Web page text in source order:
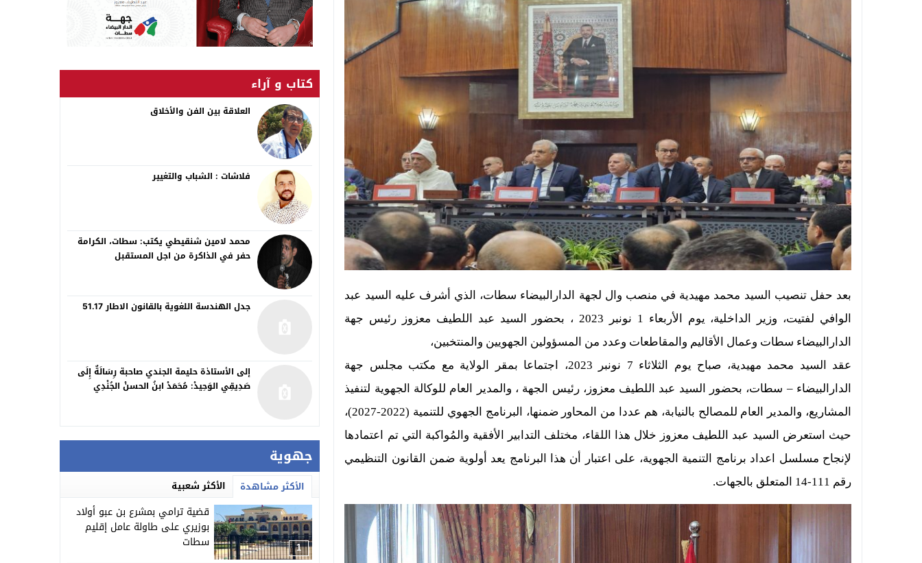
بعد حفل تنصيب السيد محمد مهيدية في منصب وال لجهة الدارالبيضاء سطات، الذي أشرف عليه السيد عبد
الوافي لفتيت، وزير الداخلية، يوم الأربعاء 1 نونبر 2023 ، بحضور السيد عبد اللطيف معزوز رئيس جهة
الدارالبيضاء سطات وعمال الأقاليم والمقاطعات وعدد من المسؤولين الجهويين والمنتخبين،
عقد السيد محمد مهيدية، صباح يوم الثلاثاء 7 نونبر 2023، اجتماعا بمقر الولاية مع مكتب مجلس جهة
الدارالبيضاء – سطات، بحضور السيد عبد اللطيف معزوز، رئيس الجهة ، والمدير العام للوكالة الجهوية لتنفيذ
المشاريع، والمدير العام للمصالح بالنيابة، هم عددا من المحاور ضمنها، البرنامج الجهوي للتنمية (2022-2027)،
حيث استعرض السيد عبد اللطيف معزوز خلال هذا اللقاء، مختلف التدابير الأفقية والمُواكبة التي تم اعتمادها
لإنجاح مسلسل اعداد برنامج التنمية الجهوية، على اعتبار أن هذا البرنامج يعد أولوية ضمن القانون التنظيمي
رقم 111-14 المتعلق بالجهات.
جهوية
الأكثر مشاهدة الأكثر شعبية
1
قضية ترامي بمشرع بن عبو أولاد
بوزيري على طاولة عامل إقليم
سطات
كتاب و آراء
العلاقة بين الفن والأخلاق
فلاشات : الشباب والتغيير
محمد لامين شنقيطي يكتب: سطات، الكرامة
حفر في الذاكرة من اجل المستقبل
جدل الهندسة اللغوية بالقانون الاطار 51.17
إلى الأستاذة حليمة الجندي صاحبة رِسَالَةٌ إِلَى
صَدِيقِي الوَحِيدْ: مُحَمَدْ ابنُ الحسنْ الجُنْدِي